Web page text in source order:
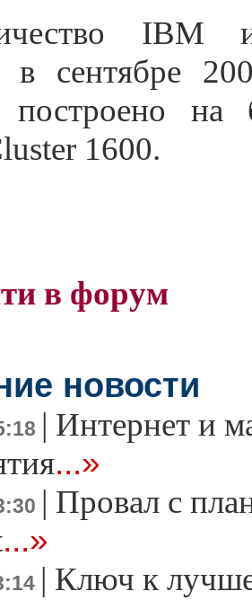
в сентябре
построено на
1600.
в форум
новости
| Интернет и
...»
| Провал с
...»
| Ключ к